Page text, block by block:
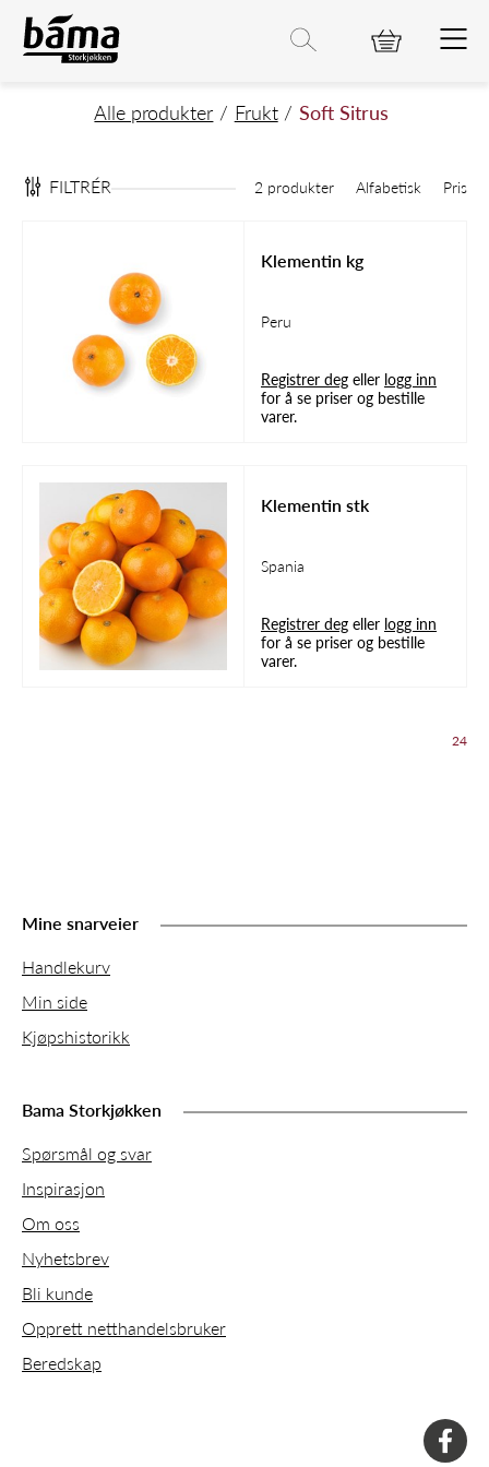
Soft Sitrus
Hovedinnhold
Hovedmeny
HovedmenyAlle produkter Frukt Soft Sitrus
FILTRÉR 2 produkter Alfabetisk Pris
Klementin kg
Peru
Registrer deg eller logg inn
for å se priser og bestille
varer.
Klementin stk
Spania
Registrer deg eller logg inn
for å se priser og bestille
varer.
24
Mine snarveier
Handlekurv
Min side
Kjøpshistorikk
Bama Storkjøkken
Spørsmål og svar
Inspirasjon
Om oss
Nyhetsbrev
Bli kunde
Opprett netthandelsbruker
Beredskap